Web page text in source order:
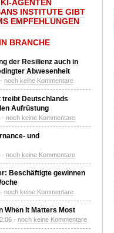
AGENTEN
INSTITUTE GIBT I
EMPFEHLUNGEN
BRANCHE
der Resilienz auch in
Abwesenheit
noch keine Kommentare
treibt Deutschlands
Aufrüstung
- noch keine Kommentare
und
- noch keine Kommentare
Beschäftigte gewinnen
noch keine Kommentare
When It Matters Most
- noch keine Kommentare